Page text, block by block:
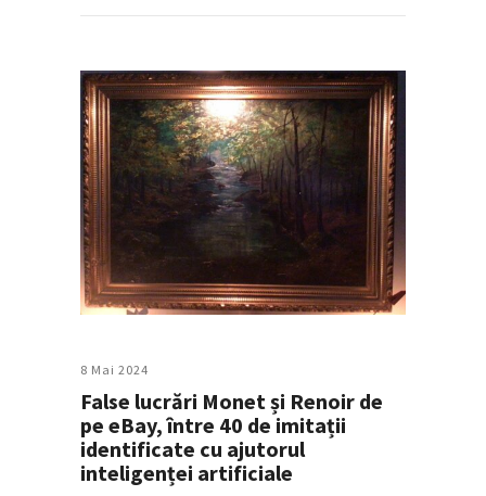
8 Mai 2024
False lucrări Monet și Renoir de
pe eBay, între 40 de imitații
identificate cu ajutorul
inteligenței artificiale